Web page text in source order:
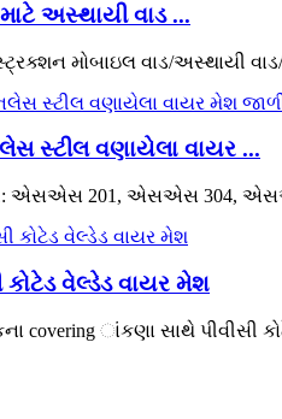
અસ્થાયી વાડ ...
મોબાઇલ વાડ/અસ્થાયી
સ્ટીલ વણાયેલા વાયર ...
એસએસ 201, એસએસ 304,
કોટેડ વેલ્ડેડ વાયર મેશ
covering ાંકણા સાથે